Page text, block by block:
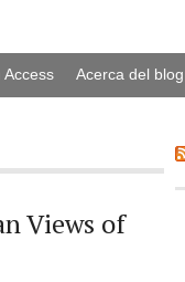
Acerca del blog
Views of